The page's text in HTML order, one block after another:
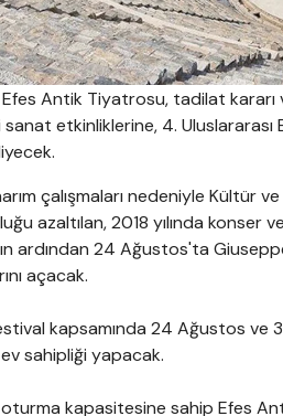
Antik Tiyatrosu, tadilat kararı
etkinliklerine, 4. Uluslararası
çalışmaları nedeniyle Kültür ve
azaltılan, 2018 yılında
ardından 24 Ağustos'ta
açacak.
kapsamında 24 Ağustos ve 3
sahipliği yapacak.
oturma kapasitesine sahip Efes